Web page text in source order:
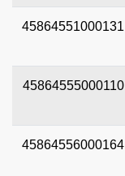
45864551000131
45864555000110
45864556000164